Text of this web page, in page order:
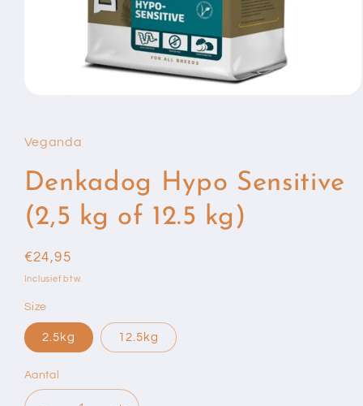
in
modaal
Veganda
Denkadog Hypo Sensitive
(2,5 kg of 12.5 kg)
Normale
prijs
€24,95
Inclusief btw.
Size
2.5kg 12.5kg
Aantal